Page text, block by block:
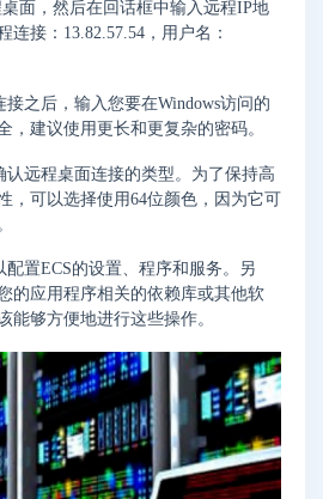
面，然后在回话框中输入远程IP地
接：13.82.57.54，用户名：
之后，输入您要在Windows访问的
，建议使用更长和更复杂的密码。
远程桌面连接的类型。为了保持高
，可以选择使用64位颜色，因为它可
置ECS的设置、程序和服务。另
的应用程序相关的依赖库或其他软
能够方便地进行这些操作。